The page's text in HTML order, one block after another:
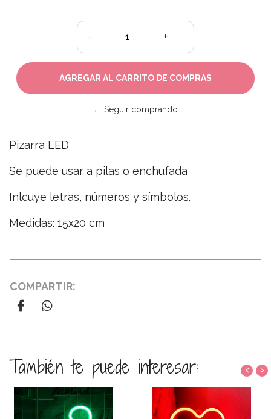
- +
← Seguir comprando
Pizarra LED
Se puede usar a pilas o enchufada
Inlcuye letras, números y símbolos.
Medidas: 15x20 cm
COMPARTIR:
También te puede interesar: ‹ ›